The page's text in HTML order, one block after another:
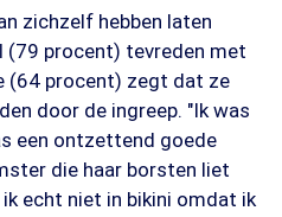
zichzelf hebben laten
(79 procent) tevreden met
(64 procent) zegt dat ze
door de ingreep. "Ik was
een ontzettend goede
die haar borsten liet
echt niet in bikini omdat ik